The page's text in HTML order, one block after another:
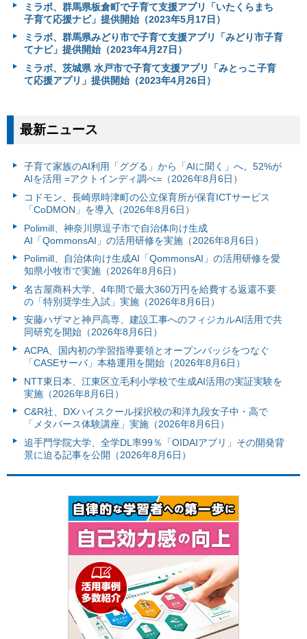
ミラボ、群馬県板倉町で子育て支援アプリ「いたくらまち
子育て応援ナビ」提供開始（2023年5月17日）
ミラボ、群馬県みどり市で子育て支援アプリ「みどり市子育
てナビ」提供開始（2023年4月27日）
ミラボ、茨城県 水戸市で子育て支援アプリ「みとっこ子育
て応援アプリ」提供開始（2023年4月26日）
最新ニュース
子育て家族のAI利用「ググる」から「AIに聞く」へ。52%が
AIを活用 =アクトインディ調べ=（2026年8月6日）
コドモン、長崎県時津町の公立保育所が保育ICTサービス
「CoDMON」を導入（2026年8月6日）
Polimill、神奈川県逗子市で自治体向け生成
AI「QommonsAI」の活用研修を実施（2026年8月6日）
Polimill、自治体向け生成AI「QommonsAI」の活用研修を愛
知県小牧市で実施（2026年8月6日）
名古屋商科大学、4年間で最大360万円を給費する返還不要
の「特別奨学生入試」実施（2026年8月6日）
安藤ハザマと神戸高専、建設工事へのフィジカルAI活用で共
同研究を開始（2026年8月6日）
ACPA、国内初の学習指導要領とオープンバッジをつなぐ
「CASEサーバ」本格運用を開始（2026年8月6日）
NTT東日本、江東区立毛利小学校で生成AI活用の実証実験を
実施（2026年8月6日）
C&R社、DXハイスクール採択校の和洋九段女子中・高で
「メタバース体験講座」実施（2026年8月6日）
追手門学院大学、全学DL率99％「OIDAIアプリ」その開発背
景に迫る記事を公開（2026年8月6日）